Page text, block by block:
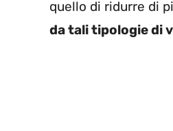
quello di ridurre di
da tali tipologie di